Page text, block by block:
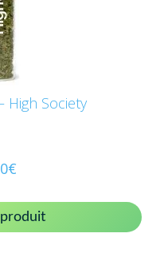
High Society
€